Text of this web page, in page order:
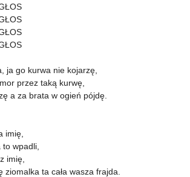
ja go kurwa nie kojarzę,
przez taką kurwę,
a za brata w ogień pójdę.
imię,
wpadli,
imię,
ziomalka ta cała wasza frajda.